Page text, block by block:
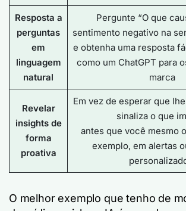
Resposta a
perguntas
em
linguagem
natural
Pergunte “O que
sentimento negativo na
e obtenha uma resposta
como um ChatGPT para
marca
Revelar
insights de
forma
proativa
Em vez de esperar que
sinaliza o que
antes que você mesmo
exemplo, em alertas
O melhor exemplo que tenho de